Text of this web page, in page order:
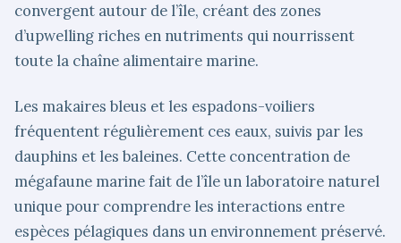
convergent autour de l’île, créant des zones
d’upwelling riches en nutriments qui nourrissent
toute la chaîne alimentaire marine.
Les makaires bleus et les espadons-voiliers
fréquentent régulièrement ces eaux, suivis par les
dauphins et les baleines. Cette concentration de
mégafaune marine fait de l’île un laboratoire naturel
unique pour comprendre les interactions entre
espèces pélagiques dans un environnement préservé.